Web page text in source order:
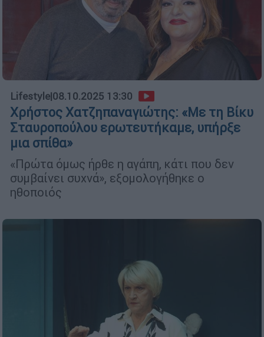
Lifestyle|08.10.2025 13:30
Χρήστος Χατζηπαναγιώτης: «Με τη Βίκυ
Σταυροπούλου ερωτευτήκαμε, υπήρξε
μια σπίθα»
«Πρώτα όμως ήρθε η αγάπη, κάτι που δεν
συμβαίνει συχνά», εξομολογήθηκε ο
ηθοποιός